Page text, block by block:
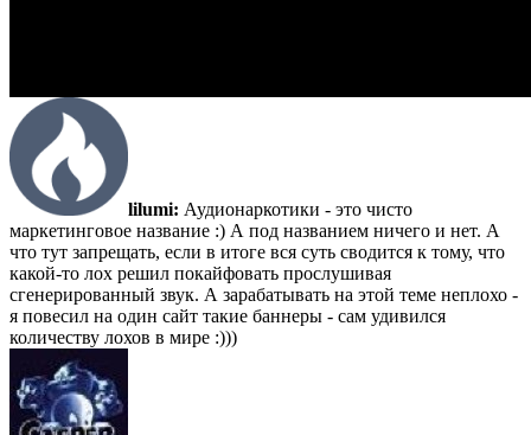
lilumi: Аудионаркотики - это чисто
маркетинговое название :) А под названием ничего и нет. А
что тут запрещать, если в итоге вся суть сводится к тому, что
какой-то лох решил покайфовать прослушивая
сгенерированный звук. А зарабатывать на этой теме неплохо -
я повесил на один сайт такие баннеры - сам удивился
количеству лохов в мире :)))